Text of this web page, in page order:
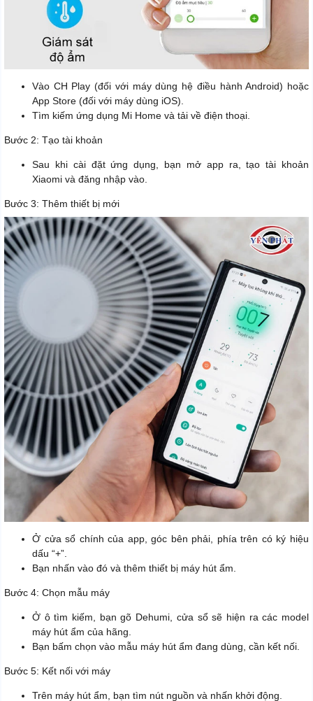
Vào CH Play (đối với máy dùng hệ điều hành Android) hoặc
App Store (đối với máy dùng iOS).
Tìm kiếm ứng dụng Mi Home và tải về điện thoại.
Bước 2: Tạo tài khoản
Sau khi cài đặt ứng dụng, bạn mở app ra, tạo tài khoản
Xiaomi và đăng nhập vào.
Bước 3: Thêm thiết bị mới
Ở cửa sổ chính của app, góc bên phải, phía trên có ký hiệu
dấu “+”.
Bạn nhấn vào đó và thêm thiết bị máy hút ẩm.
Bước 4: Chọn mẫu máy
Ở ô tìm kiếm, bạn gõ Dehumi, cửa sổ sẽ hiện ra các model
máy hút ẩm của hãng.
Bạn bấm chọn vào mẫu máy hút ẩm đang dùng, cần kết nối.
Bước 5: Kết nối với máy
Trên máy hút ẩm, bạn tìm nút nguồn và nhấn khởi động.